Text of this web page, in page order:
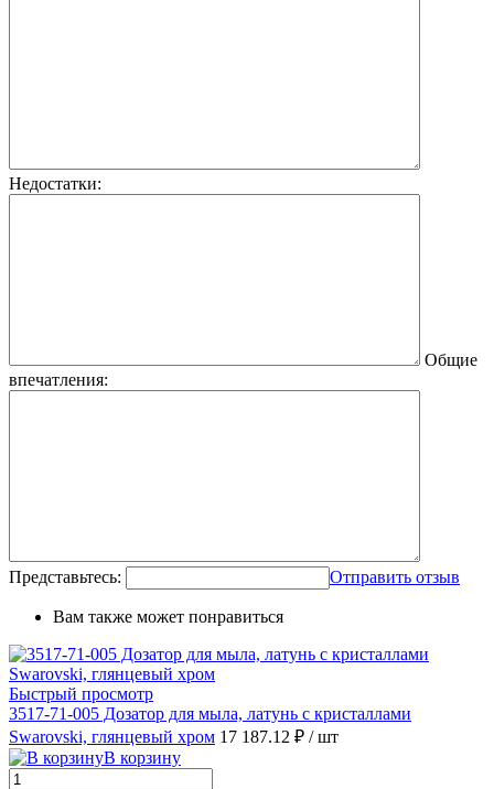
Недостатки:
Общие
впечатления:
Представьтесь: Отправить отзыв
Вам также может понравиться
Быстрый просмотр
3517-71-005 Дозатор для мыла, латунь с кристаллами
Swarovski, глянцевый хром 17 187.12 ₽ / шт
В корзину